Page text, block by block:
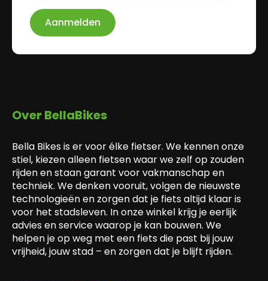
Aanmelden
Over BellaBikes
Bella Bikes is er voor élke fietser. We kennen onze
stiel, kiezen alleen fietsen waar we zelf op zouden
rijden en staan garant voor vakmanschap en
techniek. We denken vooruit, volgen de nieuwste
technologieën en zorgen dat je fiets altijd klaar is
voor het stadsleven. In onze winkel krijg je eerlijk
advies en service waarop je kan bouwen. We
helpen je op weg met een fiets die past bij jouw
vrijheid, jouw stad – en zorgen dat je blijft rijden.